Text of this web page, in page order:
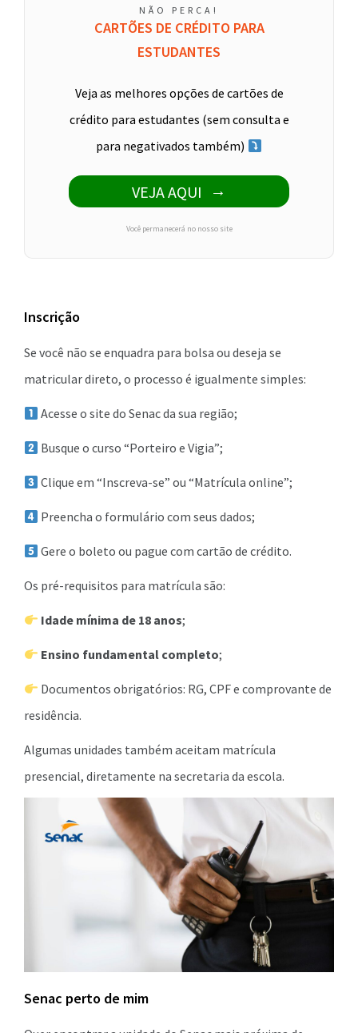
NÃO PERCA!
CARTÕES DE CRÉDITO PARA
ESTUDANTES
Veja as melhores opções de cartões de
crédito para estudantes (sem consulta e
para negativados também)
VEJA AQUI
Você permanecerá no nosso site
Inscrição
Se você não se enquadra para bolsa ou deseja se
matricular direto, o processo é igualmente simples:
Acesse o site do Senac da sua região;
Busque o curso “Porteiro e Vigia”;
Clique em “Inscreva-se” ou “Matrícula online”;
Preencha o formulário com seus dados;
Gere o boleto ou pague com cartão de crédito.
Os pré-requisitos para matrícula são:
Idade mínima de 18 anos;
Ensino fundamental completo;
Documentos obrigatórios: RG, CPF e comprovante de
residência.
Algumas unidades também aceitam matrícula
presencial, diretamente na secretaria da escola.
Senac perto de mim